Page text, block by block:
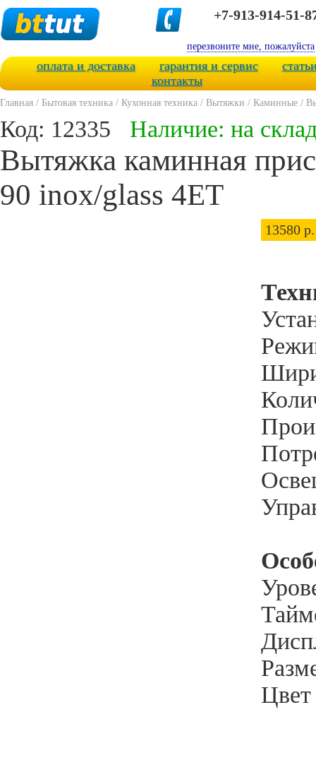
+7-913-914-51-
перезвоните мне, пожалуйста
оплата и доставка гарантия и сервис
контакты
Главная / Бытовая техника / Кухонная техника / Вытяжки / Каминные /
Код: 12335 Наличие: на
Вытяжка каминная
90 inox/glass 4ET
13580 р.
Цвет